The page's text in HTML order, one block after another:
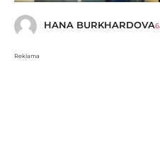
HANA BURKHARDOVA
Reklama